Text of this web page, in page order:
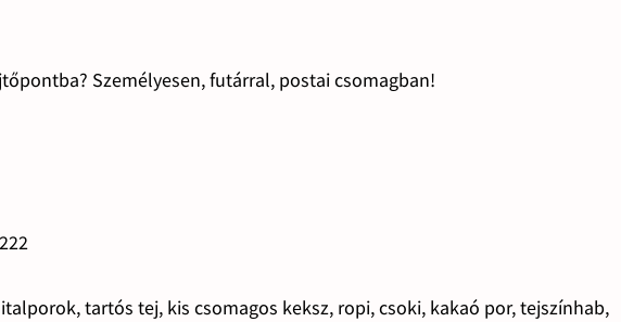
Személyesen, futárral, postai csomagban!
tartós tej, kis csomagos keksz, ropi, csoki, kakaó por, tejszínhab,